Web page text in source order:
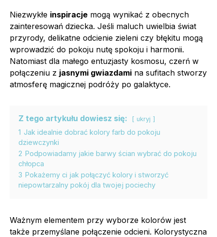
Niezwykłe inspiracje mogą wynikać z obecnych
zainteresowań dziecka. Jeśli maluch uwielbia świat
przyrody, delikatne odcienie zieleni czy błękitu mogą
wprowadzić do pokoju nutę spokoju i harmonii.
Natomiast dla małego entuzjasty kosmosu, czerń w
połączeniu z jasnymi gwiazdami na sufitach stworzy
atmosferę magicznej podróży po galaktyce.
Z tego artykułu dowiesz się: ukryj
1 Jak idealnie dobrać kolory farb do pokoju
dziewczynki
2 Podpowiadamy jakie barwy ścian wybrać do pokoju
chłopca
3 Pokażemy ci jak połączyć kolory i stworzyć
niepowtarzalny pokój dla twojej pociechy
Ważnym elementem przy wyborze kolorów jest
także przemyślane połączenie odcieni. Kolorystyczna